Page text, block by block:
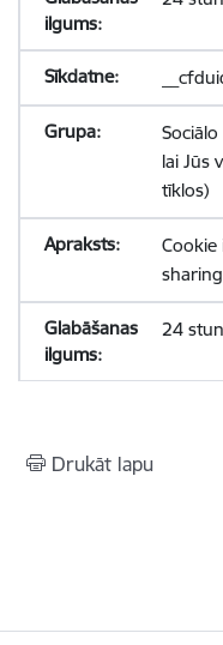
lai Jūs
tīklos)
24
Drukāt lapu